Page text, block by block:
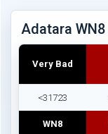
Adatara
Very Bad
<31723
WN8